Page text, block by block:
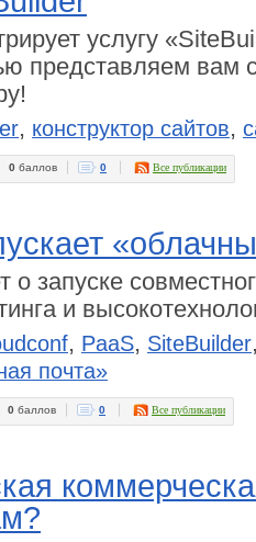
услугу
представляем вам
, конструктор сайтов,
0 баллов 0 Все публикации
о запуске
и
, PaaS, SiteBuilder
почта»
0 баллов 0 Все публикации